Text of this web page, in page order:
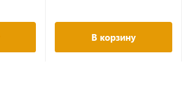
В корзину